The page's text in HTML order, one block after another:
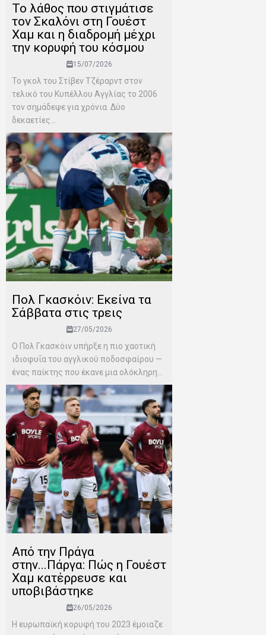
Το λάθος που στιγμάτισε
τον Σκαλόνι στη Γουέστ
Χαμ και η διαδρομή μέχρι
την κορυφή του κόσμου
15/07/2026
Το γκολ του Στίβεν Τζέραρντ στον
τελικό του Κυπέλλου Αγγλίας το 2006
τον σημάδεψε για χρόνια. Δύο
δεκαετίες...
Πολ Γκασκόιν: Εκείνα τα
Σάββατα στις τρεις
27/05/2026
Ο Πολ Γκασκόιν υπήρξε η πιο χαοτική
ιδιοφυΐα του αγγλικού ποδοσφαίρου —
ένας παίκτης που έκανε μια ολόκληρη...
Από την Πράγα
στην...Πάργα: Πώς η Γουέστ
Χαμ κατέρρευσε και
υποβιβάστηκε
26/05/2026
Η ευρωπαϊκή κορυφή του 2023 έμοιαζε